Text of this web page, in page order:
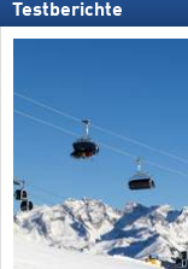
Testberichte